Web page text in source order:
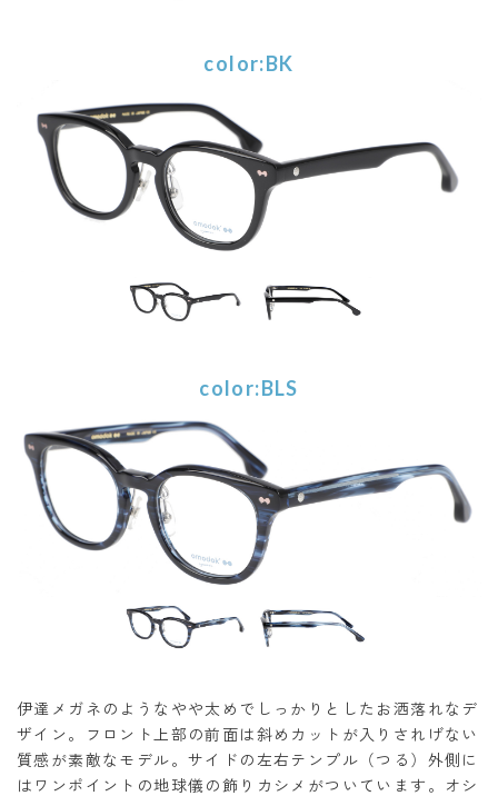
color:BK
color:BLS
伊達メガネのようなやや太めでしっかりとしたお洒落れなデ
ザイン。フロント上部の前面は斜めカットが入りされげない
質感が素敵なモデル。サイドの左右テンプル（つる）外側に
はワンポイントの地球儀の飾りカシメがついています。オシ